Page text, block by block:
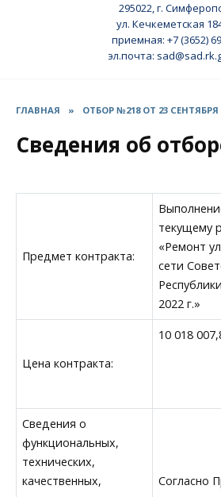
295022, г.
ул. Кечкеметская
приемная: +7 (3652)
эл.почта:
ГЛАВНАЯ » ОТБОР №218 ОТ 23 СЕНТЯБРЯ
Сведения об
Предмет контракта:
текущему
«Ремонт
сети
2022 г.»
Цена контракта:
10 018
Сведения о
функциональных,
технических,
качественных,
Согласно